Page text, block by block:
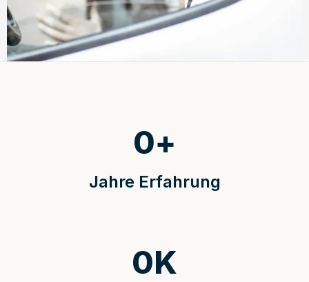
Jahre Erfahrung
0+
0K